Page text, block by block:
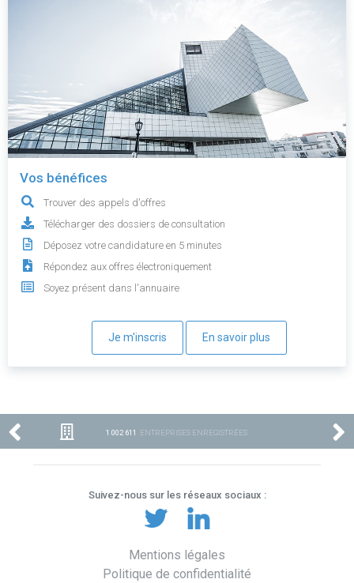
Vos bénéfices
Trouver des appels d'offres
Télécharger des dossiers de consultation
Déposez votre candidature en 5 minutes
Répondez aux offres électroniquement
Soyez présent dans l'annuaire
Je m'inscris En savoir plus
1 002 611 ENTREPRISES ENREGISTRÉES
Suivez-nous sur les réseaux sociaux :
Mentions légales
Politique de confidentialité